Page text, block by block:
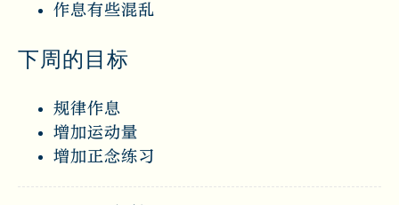
作息有些混乱
下周的目标
规律作息
增加运动量
增加正念练习